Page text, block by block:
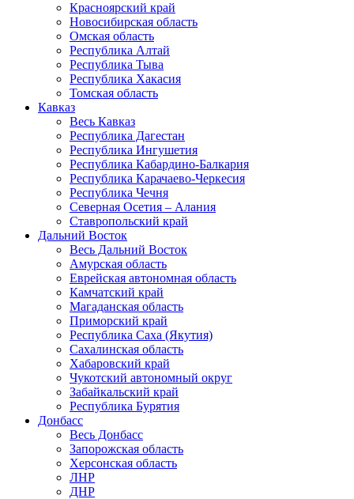
Красноярский край
Новосибирская область
Омская область
Республика Алтай
Республика Тыва
Республика Хакасия
Томская область
Кавказ
Весь Кавказ
Республика Дагестан
Республика Ингушетия
Республика Кабардино-Балкария
Республика Карачаево-Черкесия
Республика Чечня
Северная Осетия – Алания
Ставропольский край
Дальний Восток
Весь Дальний Восток
Амурская область
Еврейская автономная область
Камчатский край
Магаданская область
Приморский край
Республика Саха (Якутия)
Сахалинская область
Хабаровский край
Чукотский автономный округ
Забайкальский край
Республика Бурятия
Донбасс
Весь Донбасс
Запорожская область
Херсонская область
ЛНР
ДНР